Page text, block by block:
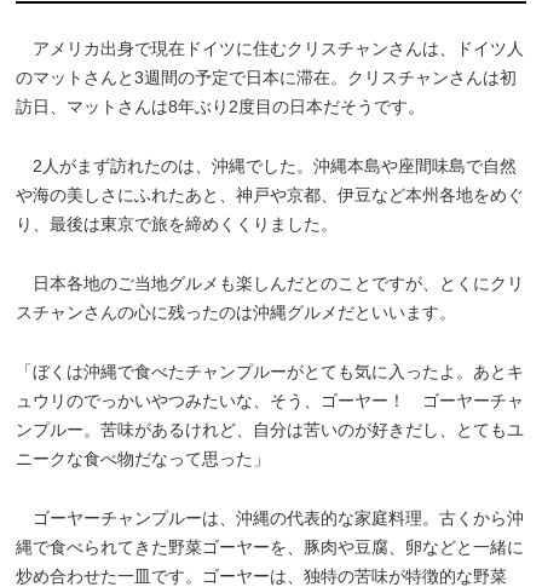
アメリカ出身で現在ドイツに住むクリスチャンさんは、ドイツ人
のマットさんと3週間の予定で日本に滞在。クリスチャンさんは初
訪日、マットさんは8年ぶり2度目の日本だそうです。
2人がまず訪れたのは、沖縄でした。沖縄本島や座間味島で自然
や海の美しさにふれたあと、神戸や京都、伊豆など本州各地をめぐ
り、最後は東京で旅を締めくくりました。
日本各地のご当地グルメも楽しんだとのことですが、とくにクリ
スチャンさんの心に残ったのは沖縄グルメだといいます。
「ぼくは沖縄で食べたチャンプルーがとても気に入ったよ。あとキ
ュウリのでっかいやつみたいな、そう、ゴーヤー！ ゴーヤーチャ
ンプルー。苦味があるけれど、自分は苦いのが好きだし、とてもユ
ニークな食べ物だなって思った」
ゴーヤーチャンプルーは、沖縄の代表的な家庭料理。古くから沖
縄で食べられてきた野菜ゴーヤーを、豚肉や豆腐、卵などと一緒に
炒め合わせた一皿です。ゴーヤーは、独特の苦味が特徴的な野菜